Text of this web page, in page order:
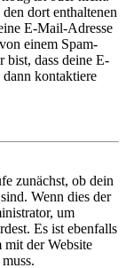
dort enthaltenen
E-Mail-Adresse
einem Spam-
dass deine E-
kontaktiere
zunächst, ob dein
Wenn dies der
um
Es ist ebenfalls
der Website